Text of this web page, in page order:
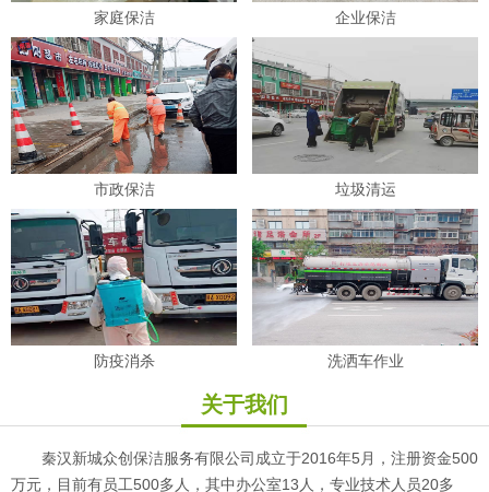
家庭保洁 企业保洁
市政保洁 垃圾清运
防疫消杀 洗洒车作业
关于我们
秦汉新城众创保洁服务有限公司成立于2016年5月，注册资金500
万元，目前有员工500多人，其中办公室13人，专业技术人员20多